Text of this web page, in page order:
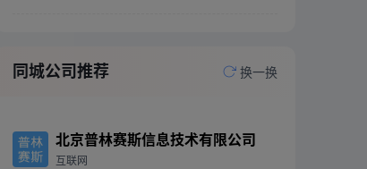
同城公司推荐 换一换
北京普林赛斯信息技术有限公司
互联网